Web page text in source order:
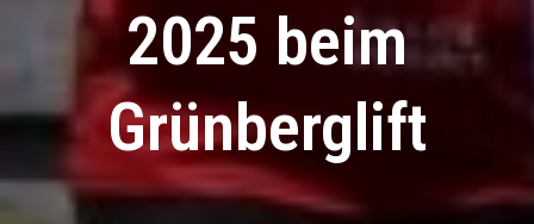
2025 beim
Grünberglift